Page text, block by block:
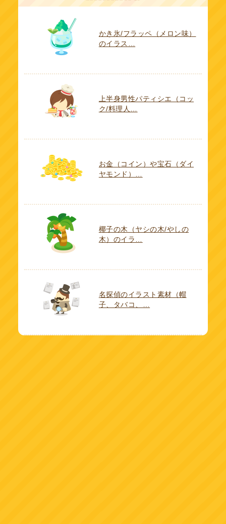
かき氷/フラッペ（メロン味）
のイラス…
上半身男性パティシエ（コッ
ク/料理人…
お金（コイン）や宝石（ダイ
ヤモンド）…
椰子の木（ヤシの木/やしの
木）のイラ…
名探偵のイラスト素材（帽
子、タバコ、…